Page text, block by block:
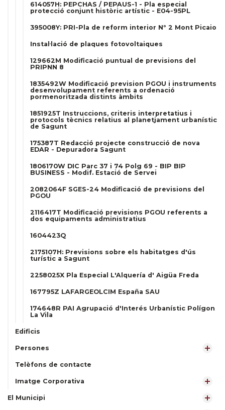
614057H: PEPCHAS / PEPAUS-1 - Pla especial
protecció conjunt històric artístic - E04-95PL
395008Y: PRI-Pla de reform interior Nº 2 Mont Picaio
Instal·lació de plaques fotovoltaiques
129662M Modificació puntual de previsions del
PRIPNN 8
1835492W Modificació prevision PGOU i instruments
desenvolupament referents a ordenació
pormenoritzada distints àmbits
1851925T Instruccions, criteris interpretatius i
protocols tècnics relatius al planetjament urbanístic
de Sagunt
175387T Redacció projecte construcció de nova
EDAR - Depuradora Sagunt
1806170W DIC Parc 37 i 74 Polg 69 - BIP BIP
BUSINESS - Modif. Estació de Servei
2082064F SGES-24 Modificació de previsions del
PGOU
2116417T Modificació previsions PGOU referents a
dos equipaments administratius
1604423Q
2175107H: Previsions sobre els habitatges d'ús
turístic a Sagunt
2258025X Pla Especial L'Alquería d' Aigüa Freda
167795Z LAFARGEOLCIM España SAU
174648R PAI Agrupació d'Interés Urbanístic Polígon
La Vila
Edificis
Persones
Telèfons de contacte
Imatge Corporativa
El Municipi